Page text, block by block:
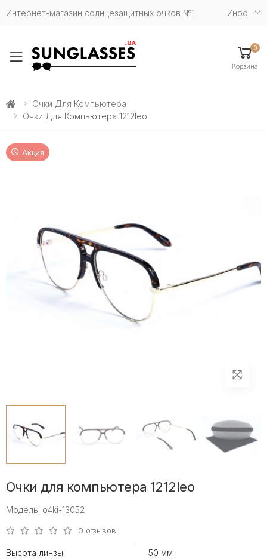
Интернет-магазин солнцезащитных очков №1 Инфо
Toggle mobile menu
0
Корзина
Очки Для Компьютера
Очки Для Компьютера 1212leo
Акция
Очки для компьютера 1212leo
Модель: o4ki-13052
0 отзывов
Высота линзы 50 мм